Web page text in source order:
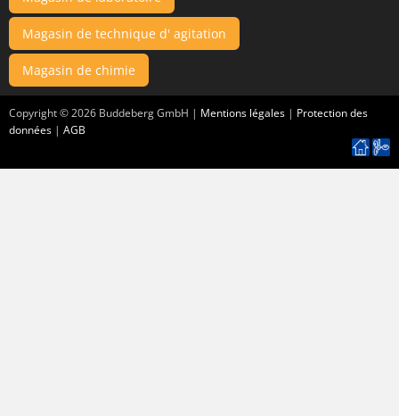
Magasin de technique d' agitation
Magasin de chimie
Copyright ©2026 Buddeberg GmbH | Mentions légales | Protection des
données | AGB